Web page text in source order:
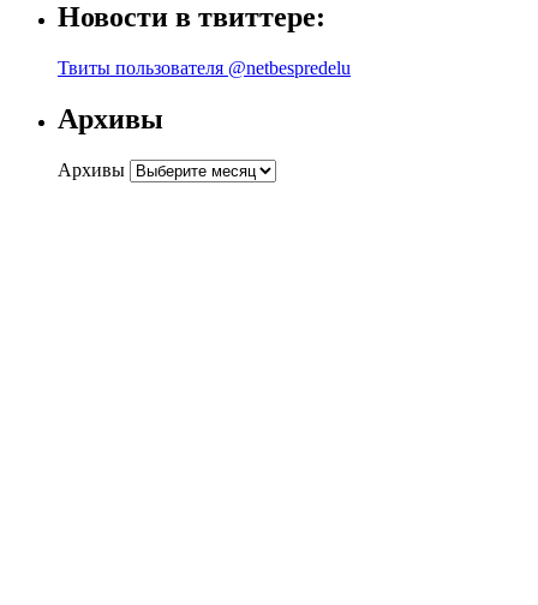
Новости в твиттере:
Твиты пользователя @netbespredelu
Архивы
Архивы